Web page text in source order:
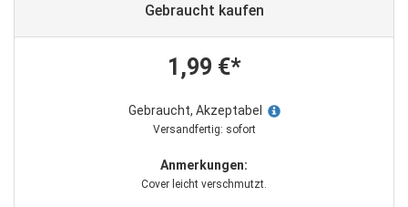
Gebraucht kaufen
1,99 €*
Gebraucht, Akzeptabel
Versandfertig: sofort
Anmerkungen:
Cover leicht verschmutzt.